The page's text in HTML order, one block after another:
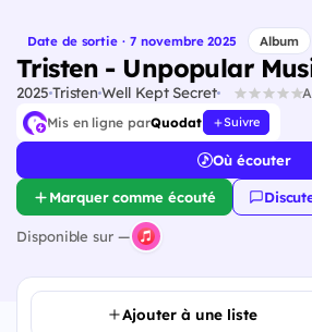
Date de sortie · 7 novembre 2025 Album
Tristen - Unpopular
2025 TristenWell Kept Secret
Mis en ligne parQuodat Suivre
Où écouter
Marquer comme écouté
Disponible sur —
Ajouter à une liste